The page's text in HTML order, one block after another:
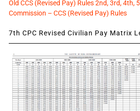
Old CCS (Revised Pay) Rules 2nd, 3rd, 4th,
Commission – CCS (Revised Pay) Rules
7th CPC Revised Civilian Pay Matrix